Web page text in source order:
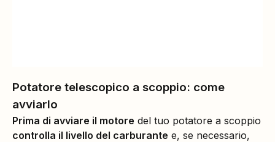
Potatore telescopico a scoppio: come
avviarlo
Prima di avviare il motore del tuo potatore a scoppio
controlla il livello del carburante e, se necessario,